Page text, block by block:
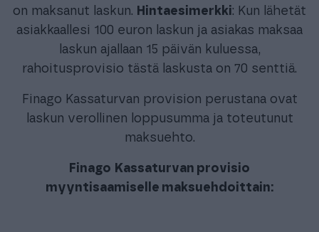
on maksanut laskun. Hintaesimerkki: Kun lähetät
asiakkaallesi 100 euron laskun ja asiakas maksaa
laskun ajallaan 15 päivän kuluessa,
rahoitusprovisio tästä laskusta on 70 senttiä.
Finago Kassaturvan provision perustana ovat
laskun verollinen loppusumma ja toteutunut
maksuehto.
Finago Kassaturvan provisio
myyntisaamiselle maksuehdoittain: